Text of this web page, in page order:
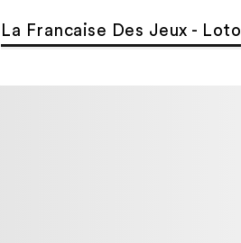
La Francaise Des Jeux - Loto